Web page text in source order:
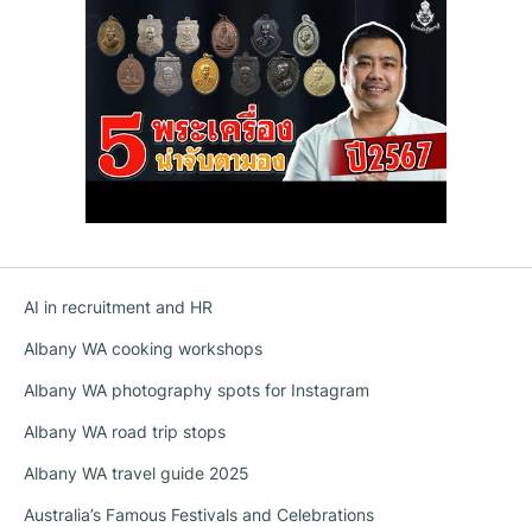
AI in recruitment and HR
Albany WA cooking workshops
Albany WA photography spots for Instagram
Albany WA road trip stops
Albany WA travel guide 2025
Australia’s Famous Festivals and Celebrations